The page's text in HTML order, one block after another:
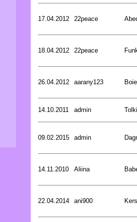
17.04.2012 22peace
18.04.2012 22peace
26.04.2012 aarany123
14.10.2011 admin
09.02.2015 admin
14.11.2010 Aliina
22.04.2014 ani900